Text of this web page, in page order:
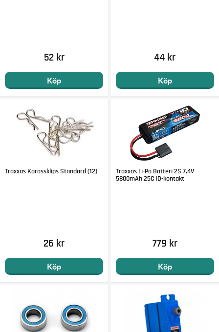
52 kr
Köp
44 kr
Köp
Traxxas Karossklips Standard (12)
26 kr
Köp
Traxxas Li-Po Batteri 2S 7,4V
5800mAh 25C iD-kontakt
779 kr
Köp